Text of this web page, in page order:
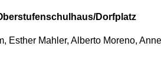
Dorfplatz
Esther Mahler, Alberto Moreno,